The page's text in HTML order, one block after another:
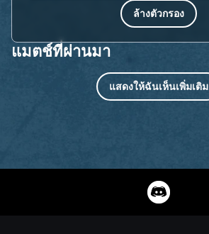
ล้างตัวกรอง
แมตช์ที่ผ่านมา
แสดงให้ฉันเห็นเพิ่มเติม